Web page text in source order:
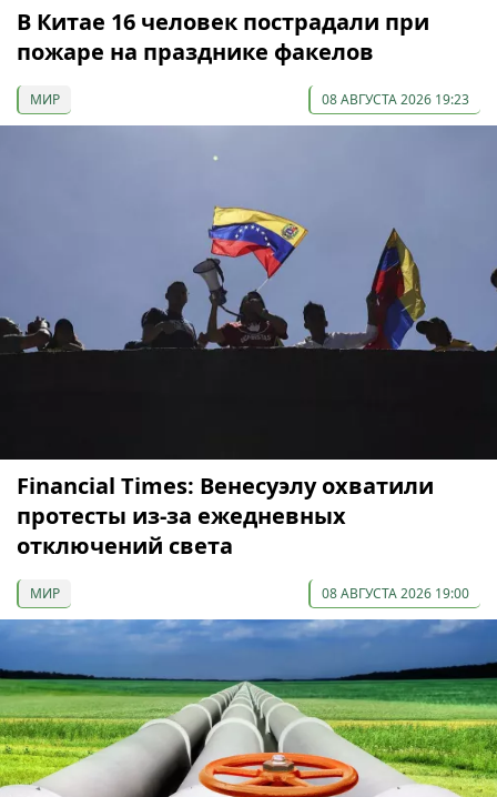
В Китае 16 человек пострадали при
пожаре на празднике факелов
МИР 08 АВГУСТА 2026 19:23
Financial Times: Венесуэлу охватили
протесты из-за ежедневных
отключений света
МИР 08 АВГУСТА 2026 19:00